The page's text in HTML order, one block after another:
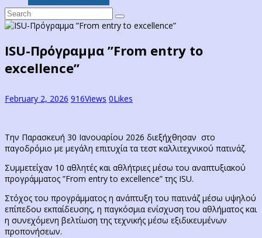
ISU-Πρόγραμμα ”From entry to
excellence”
February 2, 2026 916Views 0Likes
Την Παρασκευή 30 Ιανουαρίου 2026 διεξήχθησαν στο
παγοδρόμιο με μεγάλη επιτυχία τα τεστ καλλιτεχνικού πατινάζ.
Συμμετείχαν 10 αθλητές και αθλήτριες μέσω του αναπτυξιακού
προγράμματος ”From entry to excellence” της ISU.
Στόχος του προγράμματος η ανάπτυξη του πατινάζ μέσω υψηλού
επίπεδου εκπαίδευσης, η παγκόσμια ενίσχυση του αθλήματος και
η συνεχόμενη βελτίωση της τεχνικής μέσω εξιδικευμένων
προπονήσεων.